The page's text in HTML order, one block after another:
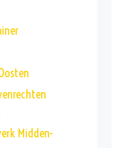
Midden-